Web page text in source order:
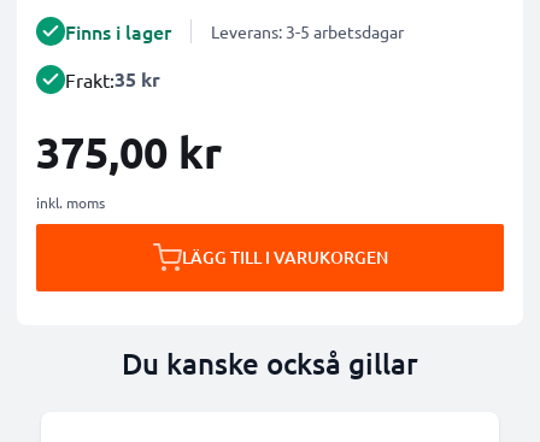
Finns i lager Leverans: 3-5 arbetsdagar
Frakt:35 kr
375,00 kr
inkl. moms
LÄGG TILL I VARUKORGEN
Du kanske också gillar